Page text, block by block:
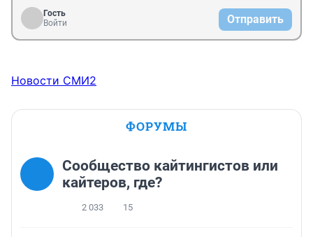
Гость
Войти
Отправить
Новости СМИ2
ФОРУМЫ
Сообщество кайтингистов или
кайтеров, где?
2 033 15